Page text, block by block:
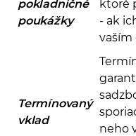
pokladničné
poukážky
ktoré
- ak
vaším
Termínovaný
vklad
neho